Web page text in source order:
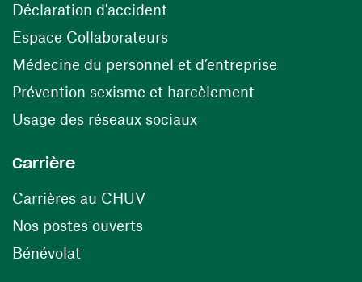
Déclaration d'accident
Espace Collaborateurs(ouvre une nouvelle fenêtre)
Médecine du personnel et d’entreprise
Prévention sexisme et harcèlement
Usage des réseaux sociaux(ouvre une nouvelle
Carrière
Carrières au CHUV(ouvre une nouvelle fenêtre)
Nos postes ouverts(ouvre une nouvelle fenêtre)
Bénévolat